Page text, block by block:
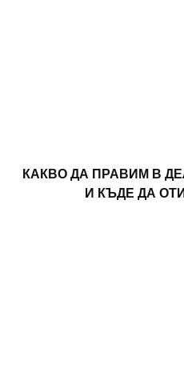
КАКВО ДА ПРАВИМ В
И КЪДЕ ДА